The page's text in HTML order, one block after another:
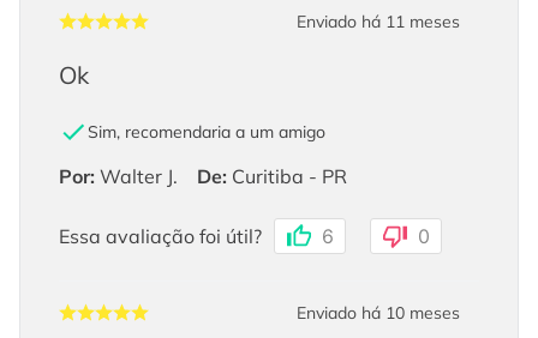
Enviado há 11 meses
Ok
Sim, recomendaria a um amigo
Por: Walter J. De: Curitiba - PR
Essa avaliação foi útil? 6 0
Enviado há 10 meses